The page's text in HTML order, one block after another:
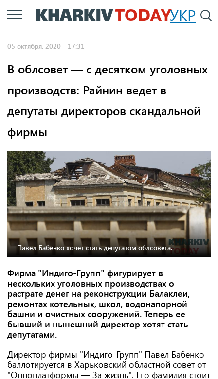
Перейти
к
УКР
05 октября, 2020 - 17:31
В облсовет — с десятком уголовных
производств: Райнин ведет в
депутаты директоров скандальной
фирмы
Павел Бабенко хочет стать депутатом облсовета.
Фирма "Индиго-Групп" фигурирует в
нескольких уголовных производствах о
растрате денег на реконструкции Балаклеи,
ремонтах котельных, школ, водонапорной
башни и очистных сооружений. Теперь ее
бывший и нынешний директор хотят стать
депутатами.
Директор фирмы "Индиго-Групп" Павел Бабенко
баллотируется в Харьковский областной совет от
"Оппоплатформы — За жизнь". Его фамилия стоит